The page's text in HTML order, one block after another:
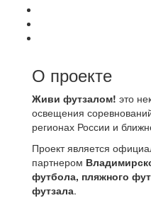
О проекте
Живи футзалом! это
освещения
регионах России и
Проект является
партнером
футбола, пляжного
футзала.